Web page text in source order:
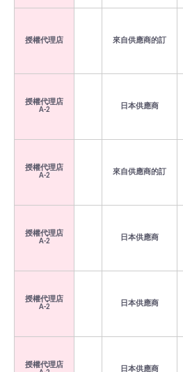
授權代理店 來自供應商的訂
授權代理店
A-2
日本供應商
授權代理店
A-2
來自供應商的訂
授權代理店
A-2
日本供應商
授權代理店
A-2
日本供應商
授權代理店
日本供應商